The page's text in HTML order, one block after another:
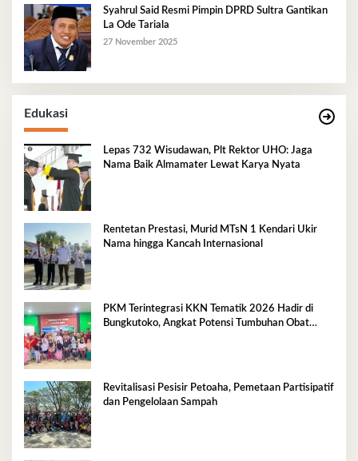
Syahrul Said Resmi Pimpin DPRD Sultra Gantikan
La Ode Tariala
27 November 2025
Edukasi
Lepas 732 Wisudawan, Plt Rektor UHO: Jaga
Nama Baik Almamater Lewat Karya Nyata
Rentetan Prestasi, Murid MTsN 1 Kendari Ukir
Nama hingga Kancah Internasional
PKM Terintegrasi KKN Tematik 2026 Hadir di
Bungkutoko, Angkat Potensi Tumbuhan Obat
Revitalisasi Pesisir Petoaha, Pemetaan Partisipatif
dan Pengelolaan Sampah